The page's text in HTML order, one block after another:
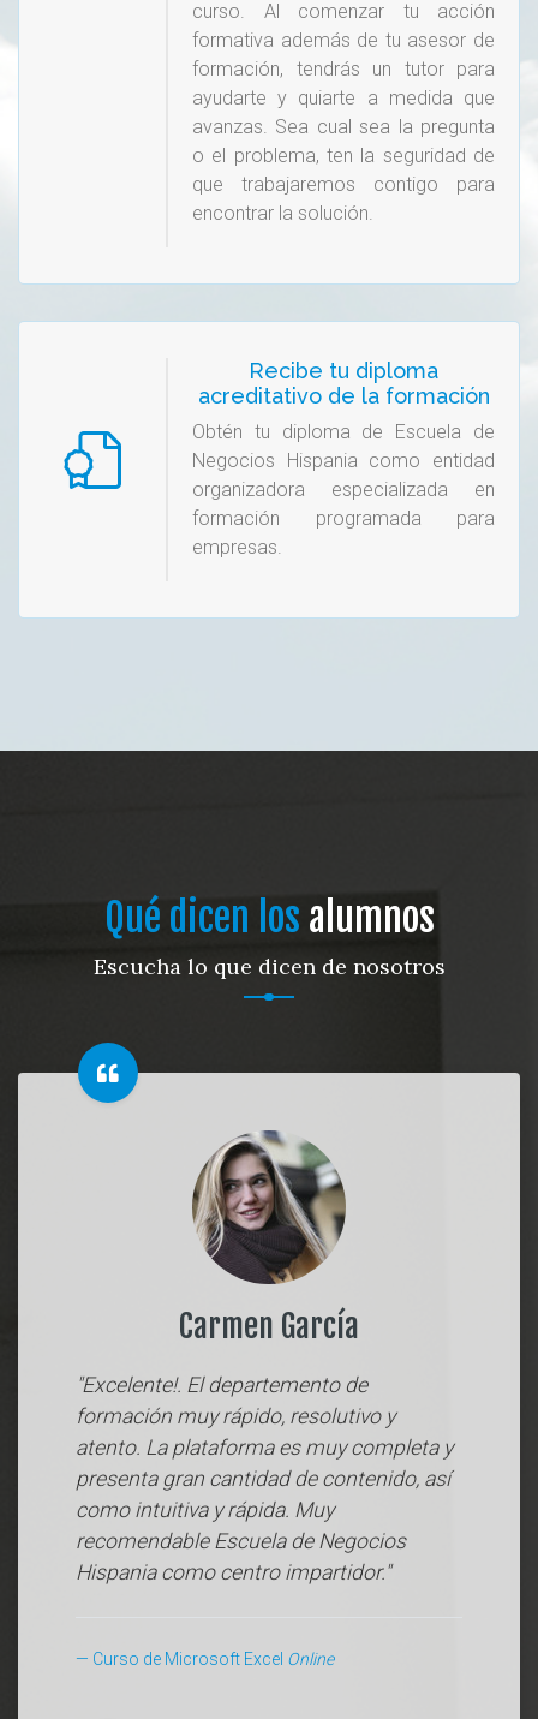
curso. Al comenzar tu acción
formativa además de tu asesor de
formación, tendrás un tutor para
ayudarte y quiarte a medida que
avanzas. Sea cual sea la pregunta
o el problema, ten la seguridad de
que trabajaremos contigo para
encontrar la solución.
Recibe tu diploma
acreditativo de la formación
Obtén tu diploma de Escuela de
Negocios Hispania como entidad
organizadora especializada en
formación programada para
empresas.
Qué dicen los alumnos
Escucha lo que dicen de nosotros
Carmen García
"Excelente!. El departemento de
formación muy rápido, resolutivo y
atento. La plataforma es muy completa y
presenta gran cantidad de contenido, así
como intuitiva y rápida. Muy
recomendable Escuela de Negocios
Hispania como centro impartidor."
Curso de Microsoft Excel Online